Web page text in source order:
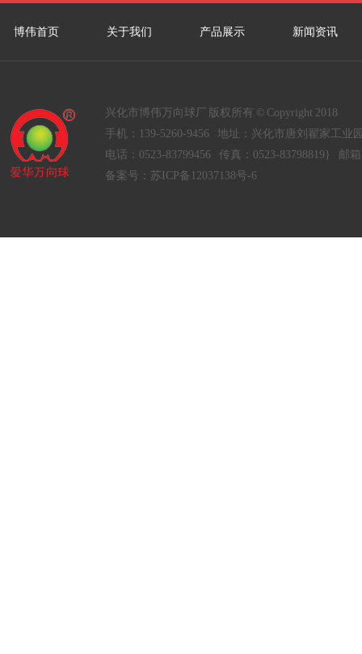
博伟首页 关于我们 产品展示 新闻资讯
兴化市博伟万向球厂 版权所有 © Copyright 2018
手机：139-5260-9456 地址：兴化市唐刘翟家工业
电话：0523-83799456 传真：0523-83798819} 邮箱
备案号： 苏ICP备12037138号-6